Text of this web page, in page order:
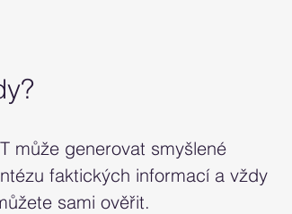
může generovat smyšlené
faktických informací a vždy
sami ověřit.